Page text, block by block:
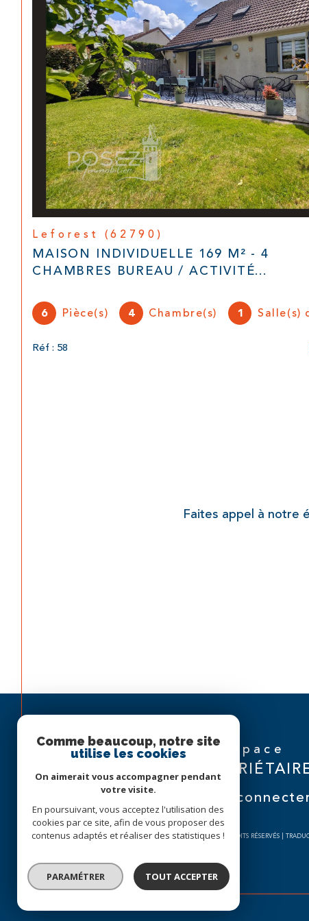
Leforest (62790)
MAISON INDIVIDUELLE 169 M² - 4
CHAMBRES BUREAU / ACTIVITÉ...
6 Pièce(s) 4 Chambre(s) 1 Salle(s)
Réf : 58
Faites appel à notre
Espace
Se
© 2026 | TOUS DROITS RÉSERVÉS |
Comme beaucoup, notre site
utilise les cookies
On aimerait vous accompagner pendant
votre visite.
En poursuivant, vous acceptez l'utilisation des
cookies par ce site, afin de vous proposer des
contenus adaptés et réaliser des statistiques !
PARAMÉTRER TOUT ACCEPTER